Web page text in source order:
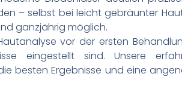
– selbst bei leicht gebräunter
ganzjährig möglich.
vor der ersten
eingestellt sind. Unsere
besten Ergebnisse und eine